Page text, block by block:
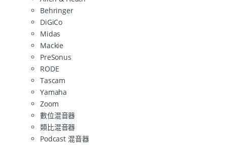
Behringer
DiGiCo
Midas
Mackie
PreSonus
RODE
Tascam
Yamaha
Zoom
數位混音器
類比混音器
Podcast 混音器